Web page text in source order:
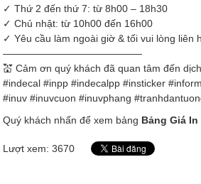
✓ Thứ 2 đến thứ 7: từ 8h00 – 18h30
✓ Chủ nhật: từ 10h00 đến 16h00
✓ Yêu cầu làm ngoài giờ & tối vui lòng liên
——————————————
💒 Cảm ơn quý khách đã quan tâm đến
#indecal #inpp #indecalpp #insticker #
#inuv #inuvcuon #inuvphang #
Quý khách nhấn để xem bảng Bảng Giá In
Lượt xem: 3670